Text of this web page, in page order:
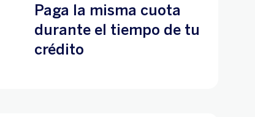
Paga la misma cuota
durante el tiempo de tu
crédito